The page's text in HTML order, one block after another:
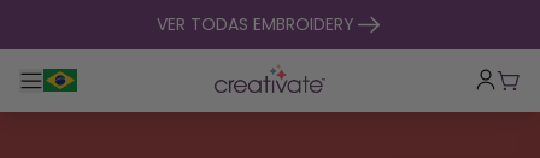
saltar para o conteúdoVER TODAS EMBROIDERY
Alternar entre navegação principal